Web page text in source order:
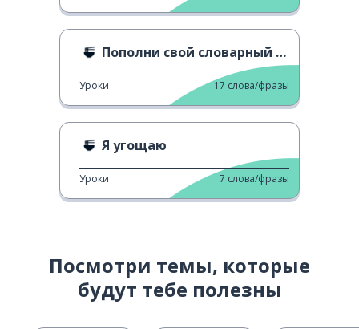
Пополни свой словарный запас: еда 1
Уроки 17 слова/фразы
Я угощаю
Уроки 7 слова/фразы
Посмотри темы, которые
будут тебе полезны